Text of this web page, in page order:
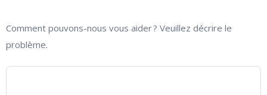
Comment pouvons-nous vous aider ? Veuillez décrire le
problème.